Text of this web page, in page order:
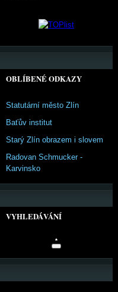
OBLÍBENÉ ODKAZY
Statutární město Zlín
Baťův institut
Starý Zlín obrazem i slovem
Radovan Schmucker -
Karvinsko
VYHLEDÁVÁNÍ